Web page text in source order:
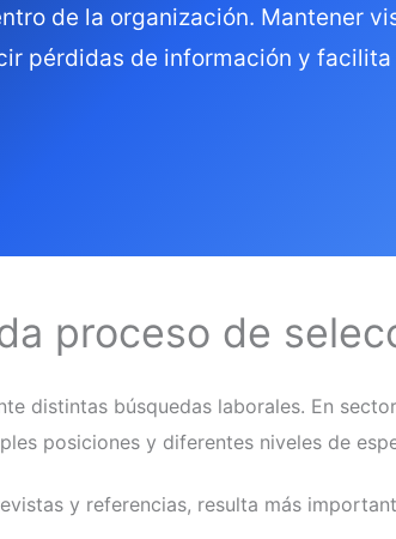
de la organización. Mantener
pérdidas de información y
proceso de
distintas búsquedas laborales. En
posiciones y diferentes niveles de
y referencias, resulta más